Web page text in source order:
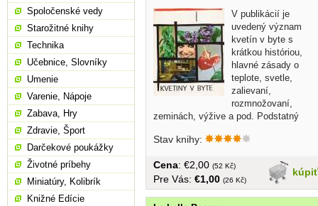
V publikácií je
uvedený význam
kvetín v byte s
krátkou históriou,
hlavné zásady o
teplote, svetle,
zalievaní,
rozmnožovaní,
zeminách, výžive a pod. Podstatný
Stav knihy:
kúpiť
Cena: €2,00 (52 Kč)
Pre Vás: €1,00 (26 Kč)
Spoločenské vedy
Starožitné knihy
Technika
Učebnice, Slovníky
Umenie
Varenie, Nápoje
Zabava, Hry
Zdravie, Šport
Darčekové poukážky
Životné príbehy
Miniatúry, Kolibrík
Knižné Edície